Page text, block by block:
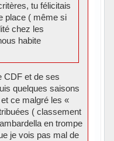
tu félicitais
place ( même si
chez les
habite
CDF et de ses
quelques saisons
ce malgré les «
( classement
en trompe
je vois pas mal de